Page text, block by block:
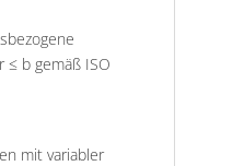
≤ b gemäß ISO
mit variabler